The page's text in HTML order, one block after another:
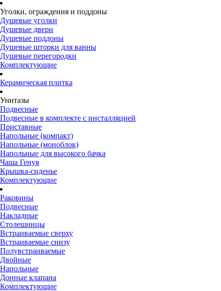
Уголки, ограждения и поддоны
Душевые уголки
Душевые двери
Душевые поддоны
Душевые шторки для ванны
Душевые перегородки
Комплектующие
Керамическая плитка
Унитазы
Подвесные
Подвесные в комплекте с инсталляцией
Приставные
Напольные (компакт)
Напольные (моноблок)
Напольные для высокого бачка
Чаша Генуя
Крышка-сиденье
Комплектующие
Раковины
Подвесные
Накладные
Столешницы
Встраиваемые сверху
Встраиваемые снизу
Полувстраиваемые
Двойные
Напольные
Донные клапана
Комплектующие